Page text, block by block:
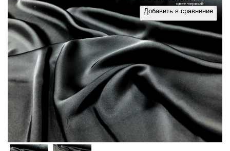
Добавить в сравнение